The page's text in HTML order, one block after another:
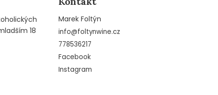
18
Marek Foltýn
info@foltynwine.cz
778536217
Facebook
Instagram